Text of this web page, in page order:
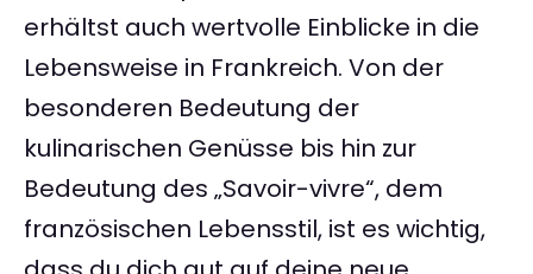
erhältst auch wertvolle Einblicke in die
Lebensweise in Frankreich. Von der
besonderen Bedeutung der
kulinarischen Genüsse bis hin zur
Bedeutung des „Savoir-vivre“, dem
französischen Lebensstil, ist es wichtig,